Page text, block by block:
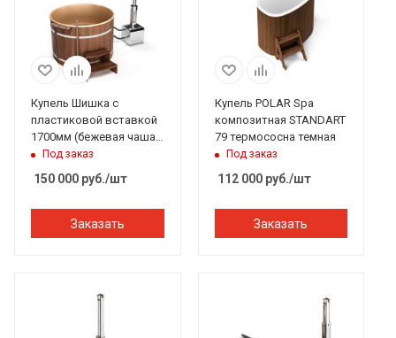
Купель Шишка с
пластиковой вставкой
1700мм (бежевая чаша/
темный фасад)
Под заказ
150 000 руб./шт
Заказать
Купель POLAR Spa
композитная STANDART
79 термососна темная
Под заказ
112 000руб./шт
Заказать